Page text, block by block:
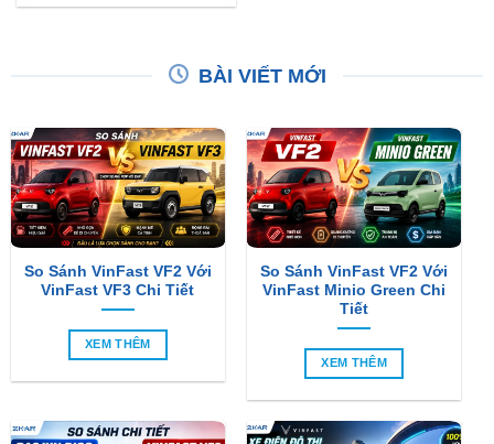
BÀI VIẾT MỚI
So Sánh VinFast VF2 Với
VinFast VF3 Chi Tiết
XEM THÊM
So Sánh VinFast VF2 Với
VinFast Minio Green Chi
Tiết
XEM THÊM